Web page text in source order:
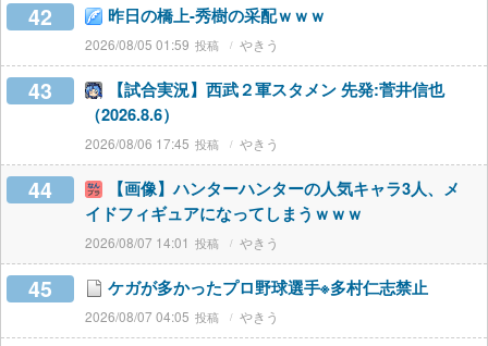
42 昨日の橋上-秀樹の采配ｗｗｗ
2026/08/05 01:59 やきう
43
【試合実況】西武２軍スタメン 先発:菅井信也
（2026.8.6）
2026/08/06 17:45 やきう
44
【画像】ハンターハンターの人気キャラ3人、メ
イドフィギュアになってしまうｗｗｗ
2026/08/07 14:01 やきう
45 ケガが多かったプロ野球選手※多村仁志禁止
2026/08/07 04:05 やきう